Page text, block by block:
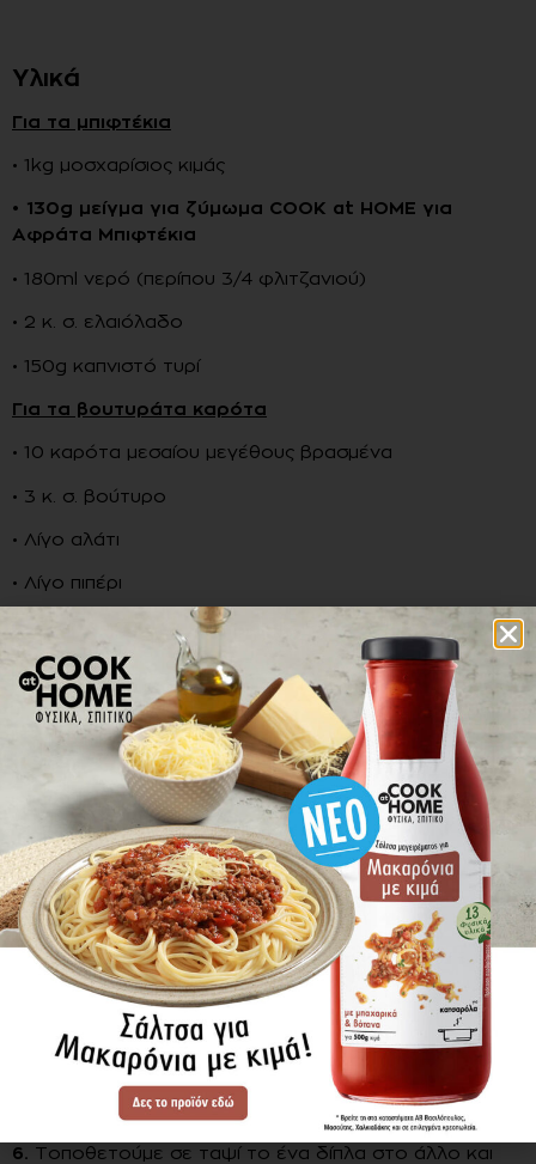
Υλικά
Για τα μπιφτέκια
• 1kg μοσχαρίσιος κιμάς
• 130g μείγμα για ζύμωμα COOK at HOME για
Αφράτα Μπιφτέκια
• 180ml νερό (περίπου 3/4 φλιτζανιού)
• 2 κ. σ. ελαιόλαδο
• 150g καπνιστό τυρί
Για τα βουτυράτα καρότα
• 10 καρότα μεσαίου μεγέθους βρασμένα
• 3 κ. σ. βούτυρο
• Λίγο αλάτι
• Λίγο πιπέρι
Εκτέλεση
Για τα μπιφτέκια
Σε ένα μπολ τοποθετούμε 130g από το
μείγμαCOOK at HOME, ¾ του φλιτζανιού νερό (180ml),
2 κ. σ. ελαιόλαδο και ανακατεύουμε.
2. Προσθέτουμε τον κιμά και ζυμώνουμε καλά.
3.Χωρίζουμε τον κιμά σε 8-10 τεμάχια ανάλογα με το
μέγεθος που επιθυμούμε.
Κόβουμε το καπνιστό τυρί ισόποσα σε 8-10 τεμάχια,
1 τεμάχιο ανά μπιφτέκι.
Πλάθουμε τα μπιφτέκια τοποθετώντας στη μέση το
καπνιστό τυρί.
6. Τοποθετούμε σε ταψί το ένα δίπλα στο άλλο και